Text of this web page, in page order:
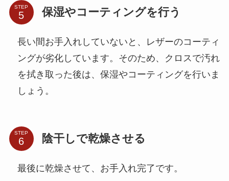
STEP 保湿やコーティングを行う
長い間お手入れしていないと、レザーのコーティ
ングが劣化しています。そのため、クロスで汚れ
を拭き取った後は、保湿やコーティングを行いま
しょう。
STEP 陰干しで乾燥させる
最後に乾燥させて、お手入れ完了です。